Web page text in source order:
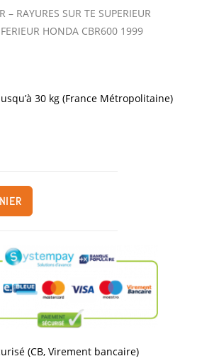
– RAYURES SUR TE SUPERIEUR
HONDA CBR600 1999
30 kg (France Métropolitaine)
(CB, Virement bancaire)